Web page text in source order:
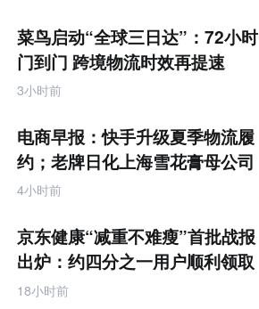
菜鸟启动“全球三日达”：72小时
门到门 跨境物流时效再提速
3小时前
电商早报：快手升级夏季物流履
约；老牌日化上海雪花膏母公司
破产
4小时前
京东健康“减重不难瘦”首批战报
出炉：约四分之一用户顺利领取
200元挑战金
18小时前